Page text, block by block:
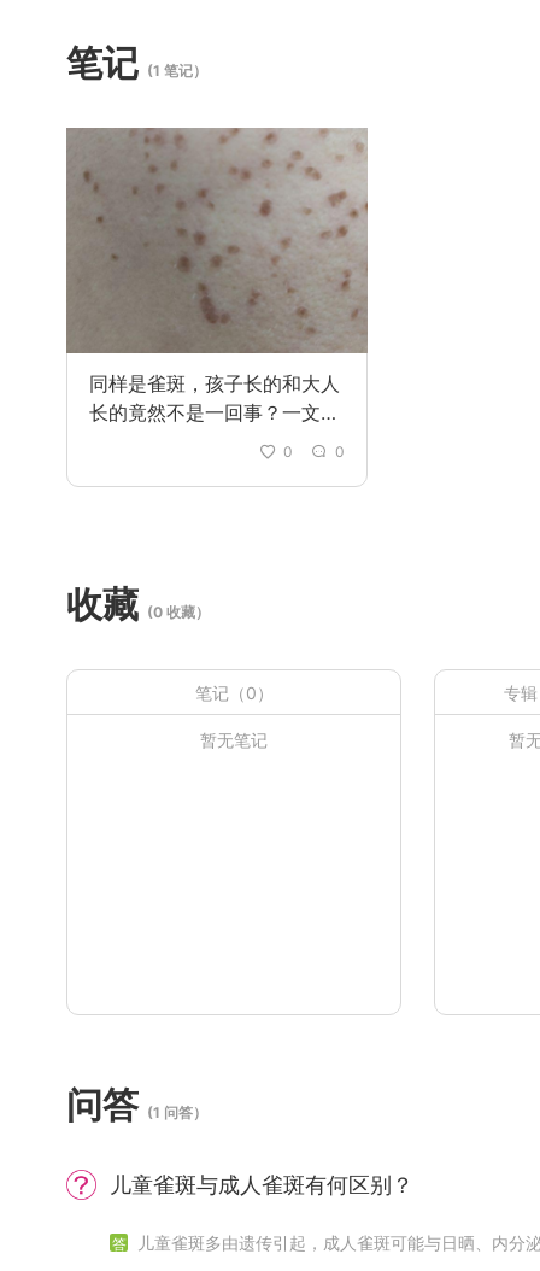
笔记 (1 笔记）
同样是雀斑，孩子长的和大人
长的竟然不是一回事？一文带
你读懂儿童雀斑与成人雀斑的
0 0
收藏 (0 收藏）
笔记（0）
暂无笔记
专
暂
问答 (1 问答）
儿童雀斑与成人雀斑有何区别？
儿童雀斑多由遗传引起，成人雀斑可能与日晒、内分